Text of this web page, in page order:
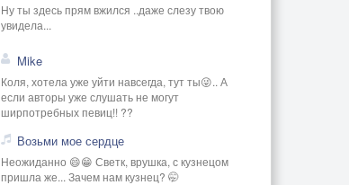
Ну ты здесь прям вжился ..даже слезу твою
увидела...
Mike
Коля, хотела уже уйти навсегда, тут ты😜.. А
если авторы уже слушать не могут
ширпотребных певиц!! ??
Возьми мое сердце
Неожиданно 😄😁 Светк, врушка, с кузнецом
пришла же... Зачем нам кузнец? 🤭